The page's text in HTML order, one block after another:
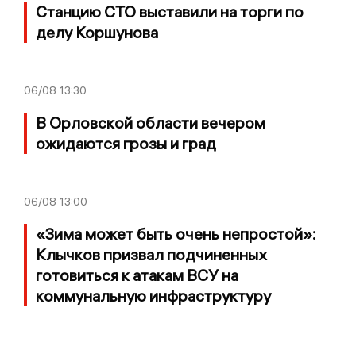
Станцию СТО выставили на торги по
делу Коршунова
06/08 13:30
В Орловской области вечером
ожидаются грозы и град
06/08 13:00
«Зима может быть очень непростой»:
Клычков призвал подчиненных
готовиться к атакам ВСУ на
коммунальную инфраструктуру